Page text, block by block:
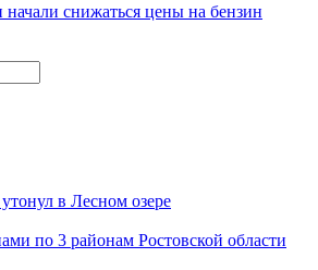
начали снижаться цены на бензин
в Лесном озере
по 3 районам Ростовской области